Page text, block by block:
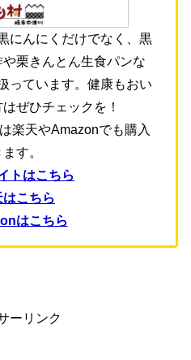
にんにくだけでなく、黒
栗きんとん生食パンな
っています。健康もおい
ぜひチェックを！
楽天やAmazonでも購入
す。
トはこちら
こちら
はこちら
ーリンク